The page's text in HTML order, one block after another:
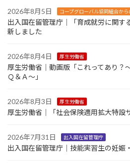
2026年8月5日 コープグローバル協同組合か
出入国在留管理庁｜「育成就労に関す
新しました
2026年8月4日 厚生労働省
厚生労働省｜動画版「これってあり？
Ｑ＆Ａ～」
2026年8月3日 厚生労働省
厚生労働省｜「社会保険適用拡大特設
2026年7月31日 出入国在留管理庁
出入国在留管理庁｜技能実習生の妊娠